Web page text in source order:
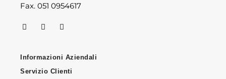
Fax. 051 0954617
Informazioni Aziendali
Servizio Clienti